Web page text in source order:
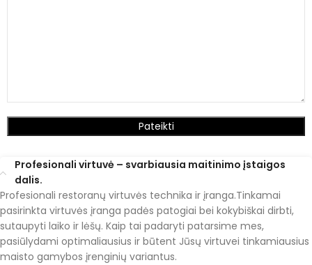
Profesionali virtuvė – svarbiausia maitinimo įstaigos
dalis.
Profesionali restoranų virtuvės technika ir įranga.Tinkamai
pasirinkta virtuvės įranga padės patogiai bei kokybiškai dirbti,
sutaupyti laiko ir lėšų. Kaip tai padaryti patarsime mes,
pasiūlydami optimaliausius ir būtent Jūsų virtuvei tinkamiausius
maisto gamybos įrenginių variantus.